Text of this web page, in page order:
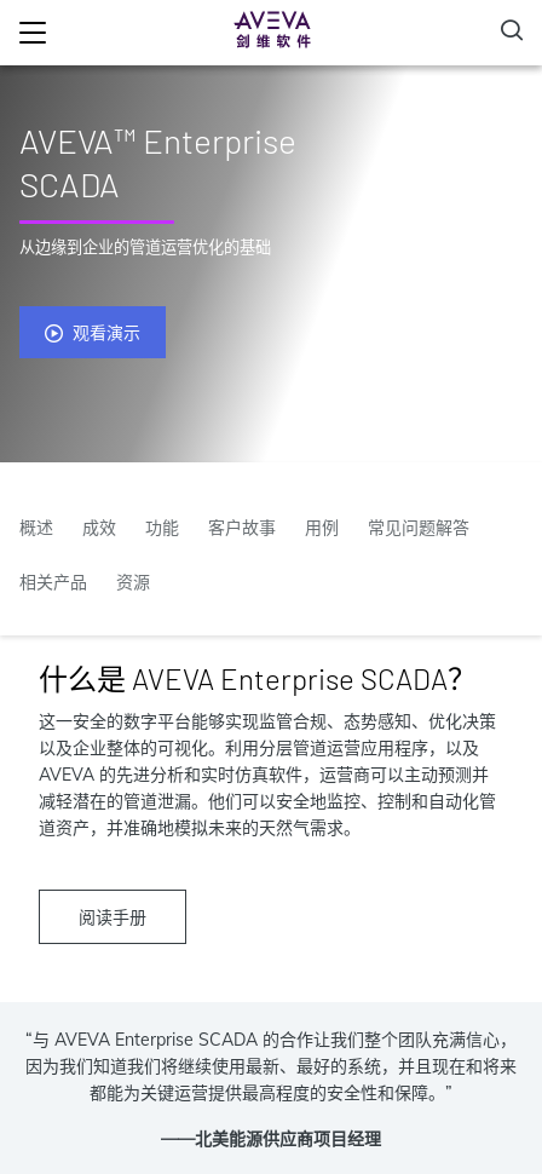
AVEVA™ Enterprise
SCADA
从边缘到企业的管道运营优化的基础
观看演示
概述 成效 功能 客户故事 用例 常见问题解答
相关产品 资源
什么是 AVEVA Enterprise SCADA？
这一安全的数字平台能够实现监管合规、态势感知、优化决策
以及企业整体的可视化。利用分层管道运营应用程序，以及
AVEVA 的先进分析和实时仿真软件，运营商可以主动预测并
减轻潜在的管道泄漏。他们可以安全地监控、控制和自动化管
道资产，并准确地模拟未来的天然气需求。
阅读手册
“与 AVEVA Enterprise SCADA 的合作让我们整个团队充满信心，
因为我们知道我们将继续使用最新、最好的系统，并且现在和将来
都能为关键运营提供最高程度的安全性和保障。”
——北美能源供应商项目经理